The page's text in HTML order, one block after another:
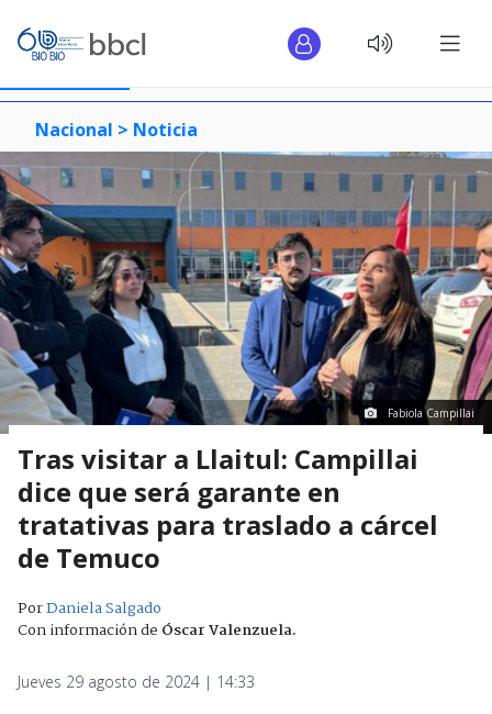
Nacional > Noticia
Fabiola Campillai
Tras visitar a Llaitul: Campillai
dice que será garante en
tratativas para traslado a cárcel
de Temuco
PorDaniela Salgado
Con información de Óscar Valenzuela.
Jueves 29 agosto de 2024 | 14:33